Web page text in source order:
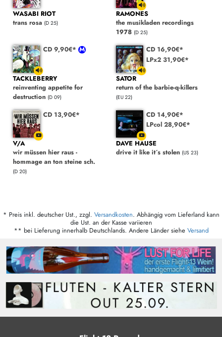
WASABI RIOT
trans rosa (D 25)
RAMONES
the musikladen recordings
1978 (D 25)
CD 9,90€*
TACKLEBERRY
reinventing appetite for
destruction (D 09)
CD 16,90€*
LPx2 31,90€*
SATOR
return of the barbie-q-killers
(EU 22)
CD 13,90€*
V/A
wir müssen hier raus -
hommage an ton steine sch.
(D 20)
CD 14,90€*
LPcol 28,90€*
DAVE HAUSE
drive it like it´s stolen (US 23)
* Preis inkl. deutscher Ust., zzgl. Versandkosten. Abhängig vom Lieferland kann
die Ust. an der Kasse variieren
** bei Lieferung innerhalb Deutschlands. Andere Länder siehe Versand